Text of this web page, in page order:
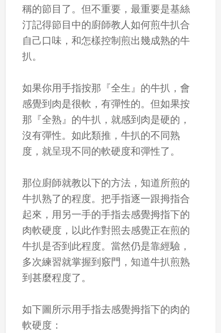
稱的節目了。但不重要，最重要是基絲
汀記得節目中的廚師教人如何煎牛扒合
自己口味，和怎樣控制煎出幾成熟的牛
扒。
如果你用手指按那『全生』的牛扒，會
感覺到肉是很軟，有彈性的。但如果按
那『全熟』的牛扒，就感到肉是硬的，
沒有彈性。如此類推，牛扒的不同熟
度，就呈現不同的軟硬度和彈性了。
那位廚師就教以下的方法，知道所煎的
牛扒熟了的程度。把手指逐一跟拇指合
起來，用另一手的手指去感覺拇指下的
肉軟硬度，以此作對照去感覺正在煎的
牛扒是否到此程度。當然仍是靠經驗，
多次練習就掌握到竅門，知道牛扒煎熟
到甚麼程度了。
如下圖所示用手指去感覺拇指下的肉的
軟硬度：